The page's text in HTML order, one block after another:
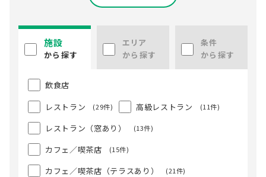
施設
から探す
エリア
から探す
条件
から探す
飲食店
レストラン
(29件) 高級レストラン (11件)
レストラン（窓あり） (13件)
カフェ／喫茶店 (15件)
カフェ／喫茶店（テラスあり） (21件)